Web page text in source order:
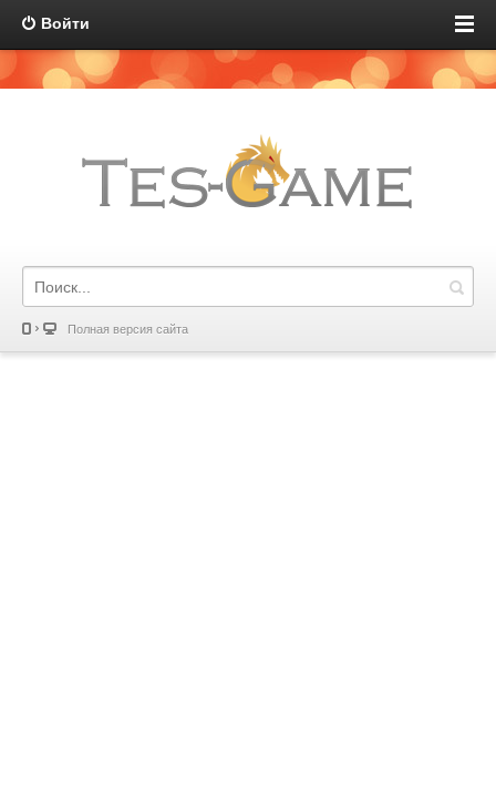
Войти
Полная версия сайта